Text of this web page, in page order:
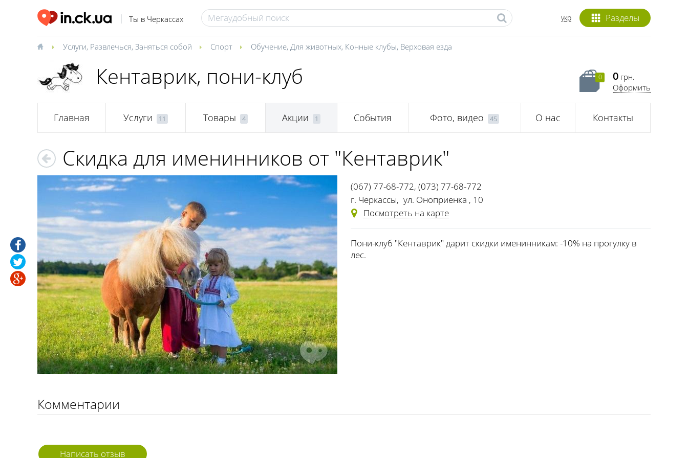
Ты в Черкассах Разделы
укр
Услуги, Развлечься, Заняться собой Спорт Обучение, Для животных, Конные клубы, Верховая езда
Кентаврик, пони-клуб 0 0 грн.
Оформить
Главная Услуги 11 Товары 4 Акции 1 События Фото, видео 45 О нас Контакты
Скидка для именинников от "Кентаврик"
(067) 77-68-772, (073) 77-68-772
г. Черкассы, ул. Оноприенка , 10
Посмотреть на карте
Пони-клуб "Кентаврик" дарит скидки именинникам: -10% на прогулку в
лес.
Комментарии
Написать отзыв